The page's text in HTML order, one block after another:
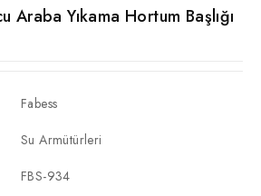
Araba Yıkama Hortum Başlığı
Fabess
Su Armütürleri
FBS-934